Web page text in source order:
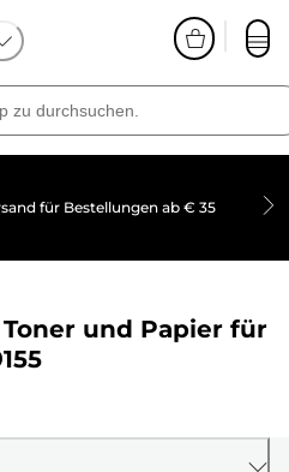
für Bestellungen ab € 35
und Papier für